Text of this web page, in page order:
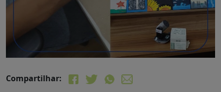
Compartilhar: